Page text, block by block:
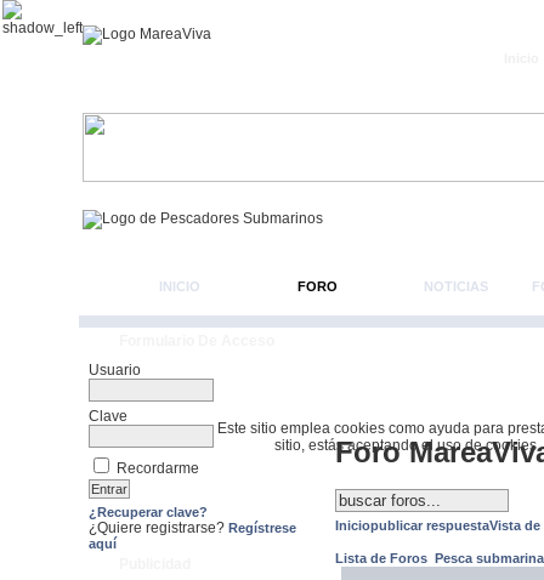
Este sitio emplea cookies como ayuda para
sitio, estás aceptando el uso de cookies.
INICIO FORO NOTICIAS
Usuario
Clave
Recordarme
¿Recuperar clave?
¿Quiere registrarse? Regístrese
aquí
Foro
Iniciopublicar respuestaVista de
Lista de Foros Pesca